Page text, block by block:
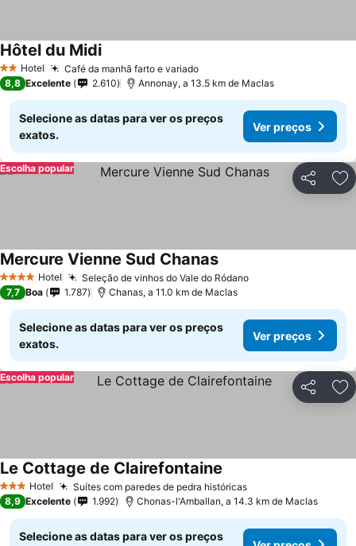
2 Estrelas
Hotel Café da manhã farto e variado
Hôtel du Midi
8,8 Excelente 2.610 Annonay, a 13.5 km de Maclas
Selecione as datas para ver os preços
exatos.
Ver preços
Partilhar
Escolha popular
4 EstrelasHotel Seleção de vinhos do Vale do Ródano
Mercure Vienne Sud Chanas
7,7 Boa 1.787 Chanas, a 11.0 km de Maclas
Selecione as datas para ver os preços
exatos.
Ver preços
Partilhar
Escolha popular
3 EstrelasHotel Suítes com paredes de pedra históricas
Le Cottage de Clairefontaine
8,9 Excelente 1.992 Chonas-l'Amballan, a 14.3 km de Maclas
Selecione as datas para ver os preços